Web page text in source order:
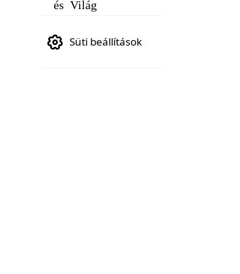
Süti beállítások